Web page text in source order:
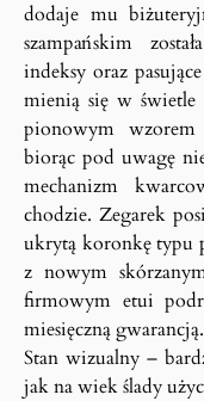
dodaje mu
szampańskim
indeksy oraz
mienią się w świetle
pionowym
biorąc pod uwagę
mechanizm
chodzie. Zegarek
ukrytą koronkę typu
z nowym
firmowym etui
miesięczną gwarancją.
Stan wizualny –
jak na wiek ślady